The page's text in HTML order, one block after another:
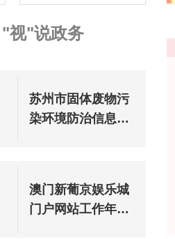
"视"说政务
苏州市固体废物污
染环境防治信息公
澳门新葡京娱乐城
门户网站工作年度